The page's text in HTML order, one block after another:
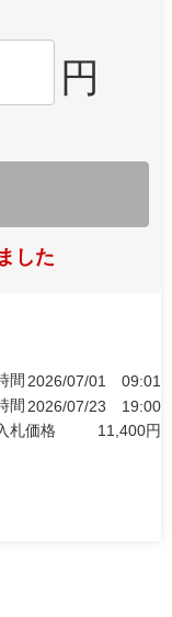
円
した
間 2026/07/01
09:01
間 2026/07/23
19:00
札価格
11,400円